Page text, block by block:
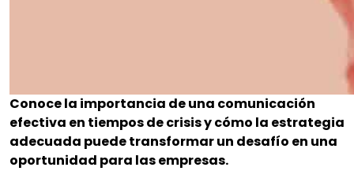
Conoce la importancia de una comunicación
efectiva en tiempos de crisis y cómo la estrategia
adecuada puede transformar un desafío en una
oportunidad para las empresas.